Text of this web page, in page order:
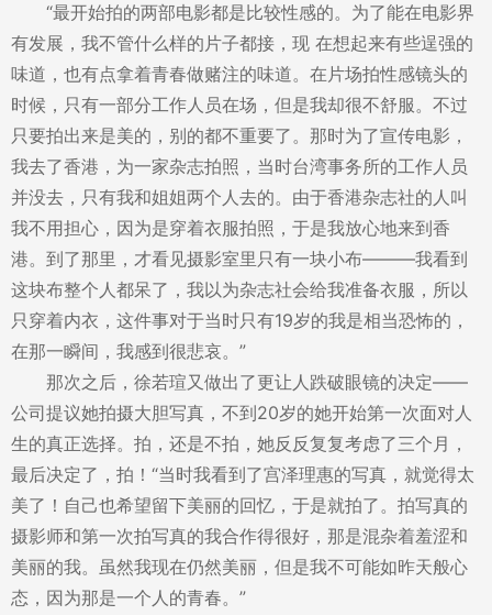
“最开始拍的两部电影都是比较性感的。为了能在电影界
有发展，我不管什么样的片子都接，现 在想起来有些逞强的
味道，也有点拿着青春做赌注的味道。在片场拍性感镜头的
时候，只有一部分工作人员在场，但是我却很不舒服。不过
只要拍出来是美的，别的都不重要了。那时为了宣传电影，
我去了香港，为一家杂志拍照，当时台湾事务所的工作人员
并没去，只有我和姐姐两个人去的。由于香港杂志社的人叫
我不用担心，因为是穿着衣服拍照，于是我放心地来到香
港。到了那里，才看见摄影室里只有一块小布———我看到
这块布整个人都呆了，我以为杂志社会给我准备衣服，所以
只穿着内衣，这件事对于当时只有19岁的我是相当恐怖的，
在那一瞬间，我感到很悲哀。”
那次之后，徐若瑄又做出了更让人跌破眼镜的决定——
公司提议她拍摄大胆写真，不到20岁的她开始第一次面对人
生的真正选择。拍，还是不拍，她反反复复考虑了三个月，
最后决定了，拍！“当时我看到了宫泽理惠的写真，就觉得太
美了！自己也希望留下美丽的回忆，于是就拍了。拍写真的
摄影师和第一次拍写真的我合作得很好，那是混杂着羞涩和
美丽的我。虽然我现在仍然美丽，但是我不可能如昨天般心
态，因为那是一个人的青春。”